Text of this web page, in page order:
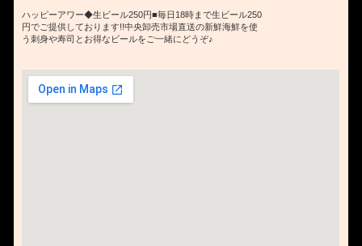
ハッピーアワー◆生ビール250円■毎日18時まで生ビール250
円でご提供しております!!中央卸売市場直送の新鮮海鮮を使
う刺身や寿司とお得なビールをご一緒にどうぞ♪